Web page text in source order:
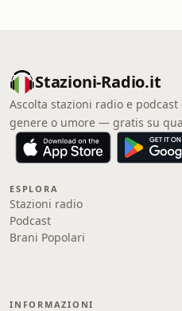
Stazioni-Radio.it
Ascolta stazioni radio e
genere o umore — gratis su
ESPLORA
Stazioni radio
Podcast
Brani Popolari
INFORMAZIONI